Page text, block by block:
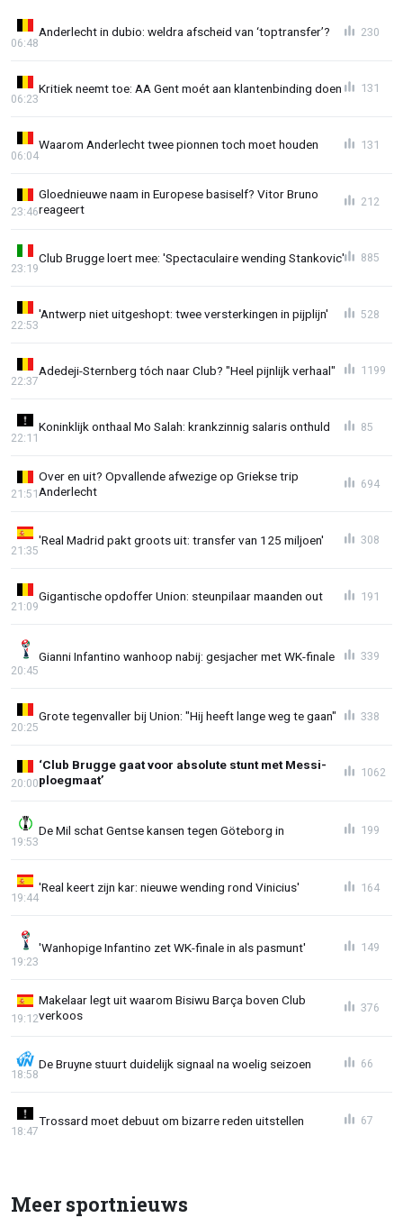
Anderlecht in dubio: weldra afscheid van ‘toptransfer’?
06:48
230
Kritiek neemt toe: AA Gent moét aan klantenbinding doen
06:23
131
Waarom Anderlecht twee pionnen toch moet houden
06:04
131
Gloednieuwe naam in Europese basiself? Vitor Bruno
reageert
23:46
212
Club Brugge loert mee: 'Spectaculaire wending Stankovic'
23:19
885
'Antwerp niet uitgeshopt: twee versterkingen in pijplijn'
22:53
528
Adedeji-Sternberg tóch naar Club? "Heel pijnlijk verhaal"
22:37
1199
Koninklijk onthaal Mo Salah: krankzinnig salaris onthuld
22:11
85
Over en uit? Opvallende afwezige op Griekse trip
Anderlecht
21:51
694
'Real Madrid pakt groots uit: transfer van 125 miljoen'
21:35
308
Gigantische opdoffer Union: steunpilaar maanden out
21:09
191
Gianni Infantino wanhoop nabij: gesjacher met WK-finale
20:45
339
Grote tegenvaller bij Union: "Hij heeft lange weg te gaan"
20:25
338
‘Club Brugge gaat voor absolute stunt met Messi-
ploegmaat’
20:00
1062
De Mil schat Gentse kansen tegen Göteborg in
19:53
199
'Real keert zijn kar: nieuwe wending rond Vinicius'
19:44
164
'Wanhopige Infantino zet WK-finale in als pasmunt'
19:23
149
Makelaar legt uit waarom Bisiwu Barça boven Club
verkoos
19:12
376
De Bruyne stuurt duidelijk signaal na woelig seizoen
18:58
66
Trossard moet debuut om bizarre reden uitstellen
18:47
67
Meer sportnieuws